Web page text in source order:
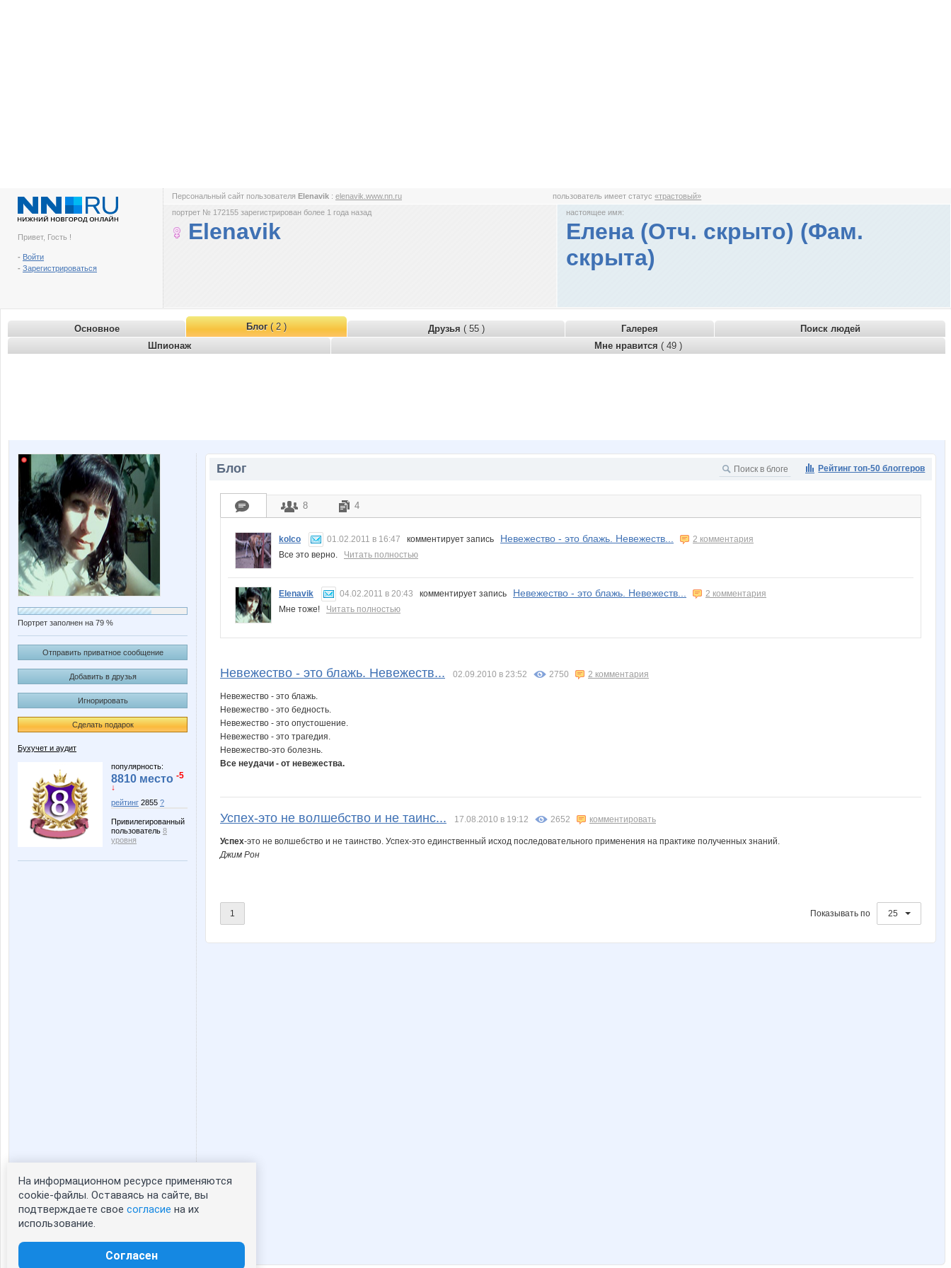
Привет, Гость !
- Войти
- Зарегистрироваться
Персональный сайт пользователя Elenavik : elenavik.www.nn.ru пользователь имеет статус«трастовый»
портрет № 172155 зарегистрирован более 1 года назад
Elenavik
настоящее имя:
Елена (Отч. скрыто) (Фам.
скрыта)
Основное Блог( 2 ) Друзья ( 55 ) Галерея
Поиск людей
Шпионаж
Мне нравится ( 49 )
Портрет заполнен на 79 %
Отправить приватное сообщение
Добавить в друзья
Игнорировать
Сделать подарок
Бухучет и аудит
популярность:
8810 место -5
↓
рейтинг 2855 ?
Привилегированный
пользователь 8
уровня
Статистика портрета:
сейчас просматривают портрет - 0
зарегистрированные пользователи
Рейтинг топ-50 блоггеров
Блог
8 4
kolco 01.02.2011 в 16:47 комментирует запись Невежество - это блажь. Невежеств...
2 комментария
Все это верно. Читать полностью
Elenavik 04.02.2011 в 20:43 комментирует запись Невежество - это блажь. Невежеств...
2 комментария
Мне тоже! Читать полностью
Невежество - это блажь. Невежеств... 02.09.2010 в 23:52 2750 2 комментария
Невежество - это блажь.
Невежество - это бедность.
Невежество - это опустошение.
Невежество - это трагедия.
Невежество-это болезнь.
Все неудачи - от невежества.
Успех-это не волшебство и не таинс... 17.08.2010 в 19:12 2652 комментировать
Успех-это не волшебство и не таинство. Успех-это единственный исход последовательного применения на практике полученных знаний.
Джим Рон
1 25
Показывать по
На информационном ресурсе применяются
cookie-файлы. Оставаясь на сайте, вы
подтверждаете свое согласие на их
использование.
Согласен